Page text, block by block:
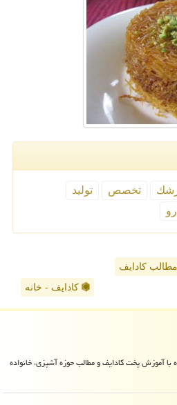
تخصص
تولید
مطالب کادایف
کادایف - خانه
با آموزش پخت کادایف و مطالب حوزه آشپزی، خانواده